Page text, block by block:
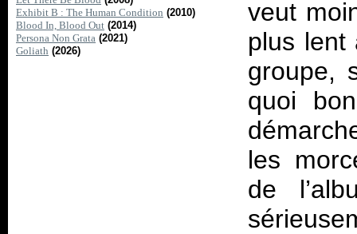
Exhibit B : The Human Condition (2010)
Blood In, Blood Out (2014)
Persona Non Grata (2021)
Goliath (2026)
veut
plus lent
groupe,
quoi
les
de